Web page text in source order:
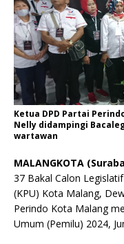
Ketua DPD Partai
Nelly didampingi
wartawan
MALANGKOTA
37 Bakal Calon
(KPU) Kota Malang,
Perindo Kota Malang
Umum (Pemilu) 2024,